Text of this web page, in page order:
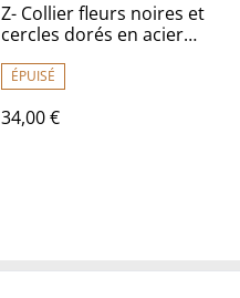
Z- Collier fleurs noires et
cercles dorés en acier
de lin avec chaîne
d'extension
ÉPUISÉ
34,00 €